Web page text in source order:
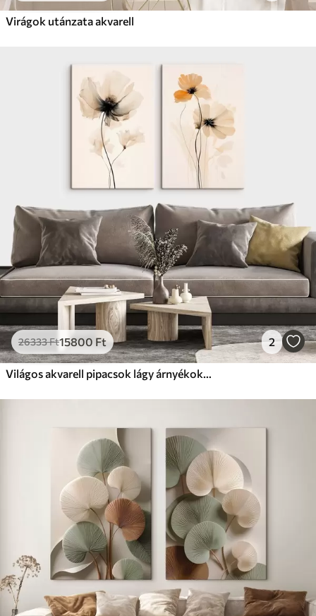
Virágok utánzata akvarell
26333Ft15800 Ft 2
Világos akvarell pipacsok lágy árnyékokkal és légies térrel